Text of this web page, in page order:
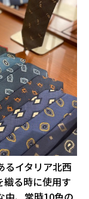
るイタリア北西
織る時に使用す